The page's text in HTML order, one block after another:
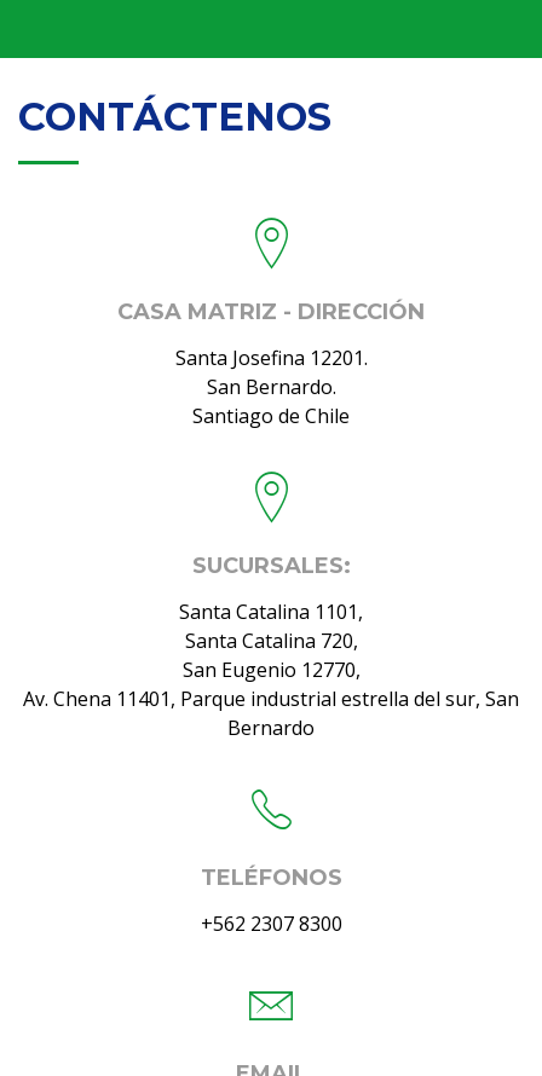
CONTÁCTENOS
CASA MATRIZ - DIRECCIÓN
Santa Josefina 12201.
San Bernardo.
Santiago de Chile
SUCURSALES:
Santa Catalina 1101,
Santa Catalina 720,
San Eugenio 12770,
Av. Chena 11401, Parque industrial estrella del sur, San
Bernardo
TELÉFONOS
+562 2307 8300